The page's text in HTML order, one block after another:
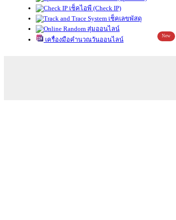
เช็คไอพี (Check IP)
เช็คเลขพัสดุ
สุ่มออนไลน์
เครื่องมือคำนวณวันออนไลน์
New